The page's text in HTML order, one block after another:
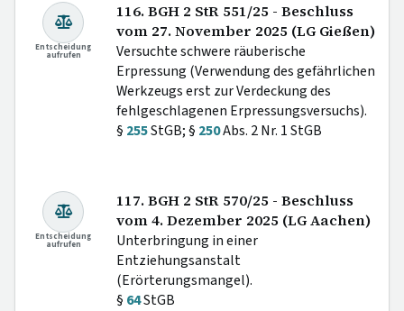
Entscheidung
aufrufen
116. BGH 2 StR 551/25 - Beschluss
vom 27. November 2025 (LG Gießen)
Versuchte schwere räuberische
Erpressung (Verwendung des gefährlichen
Werkzeugs erst zur Verdeckung des
fehlgeschlagenen Erpressungsversuchs).
§ 255StGB; § 250Abs. 2 Nr. 1 StGB
Entscheidung
aufrufen
117. BGH 2 StR 570/25 - Beschluss
vom 4. Dezember 2025 (LG Aachen)
Unterbringung in einer
Entziehungsanstalt
(Erörterungsmangel).
§ 64StGB